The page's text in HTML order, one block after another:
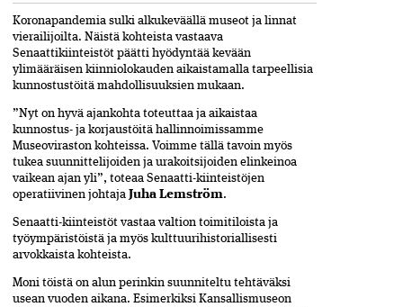
Koronapandemia sulki alkukeväällä museot ja linnat
vierailijoilta. Näistä kohteista vastaava
Senaattikiinteistöt päätti hyödyntää kevään
ylimääräisen kiinniolokauden aikaistamalla tarpeellisia
kunnostustöitä mahdollisuuksien mukaan.
”Nyt on hyvä ajankohta toteuttaa ja ­aikaistaa
kunnostus- ja korjaustöitä hallinnoimissamme
Museoviraston kohteissa. Voimme tällä tavoin myös
tukea suunnittelijoiden ja urakoitsijoiden elinkeinoa
vaikean ajan yli”, toteaa Senaatti-kiinteistöjen
operatiivinen johtaja Juha Lemström.
Senaatti-kiinteistöt vastaa valtion toimitiloista ja
työympäristöistä ja myös kulttuurihistoriallisesti
arvokkaista kohteista.
Moni töistä on alun perinkin suunniteltu tehtäväksi
usean vuoden aikana. Esimerkiksi Kansallismuseon